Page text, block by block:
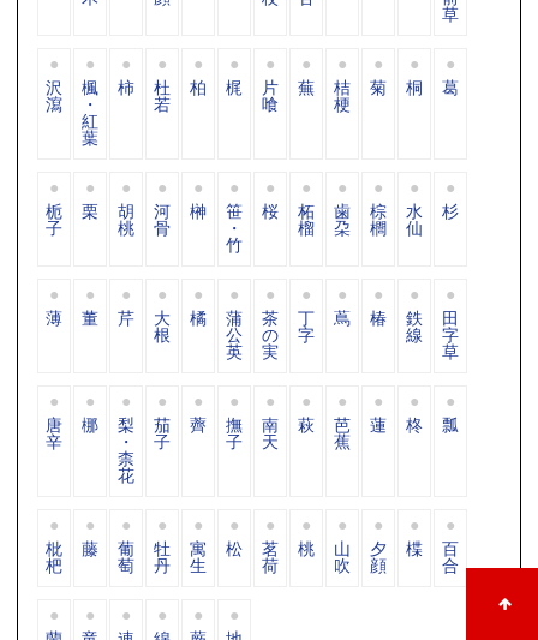
草
沢
瀉
楓
・
紅
葉
柿 杜
若
柏 梶 片
喰
蕪 桔
梗
菊 桐 葛
栀
子
栗 胡
桃
河
骨
榊 笹
・
竹
桜 柘
榴
歯
朶
棕
櫚
水
仙
杉
薄 董 芹 大
根
橘 蒲
公
英
茶
の
実
丁
字
蔦 椿 鉄
線
田
字
草
唐
辛
梛 梨
・
柰
花
茄
子
薺 撫
子
南
天
萩 芭
蕉
蓮 柊 瓢
枇
杷
藤 葡
萄
牡
丹
寓
生
松 茗
荷
桃 山
吹
夕
顔
楪 百
合